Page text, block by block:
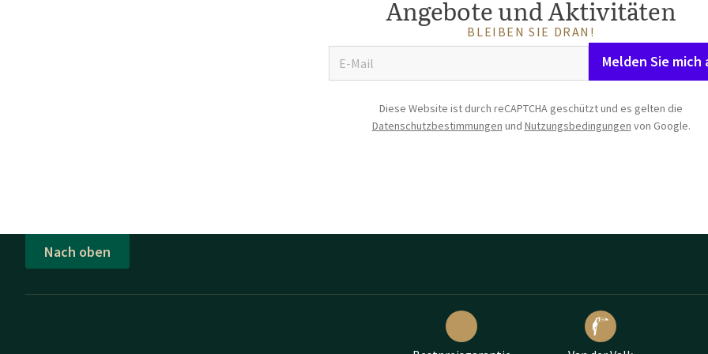
Angebote und Aktivitäten
BLEIBEN SIE DRAN!
Melden Sie mich
Diese Website ist durch reCAPTCHA geschützt und es gelten die
Datenschutzbestimmungen und Nutzungsbedingungen von Google.
Nach oben